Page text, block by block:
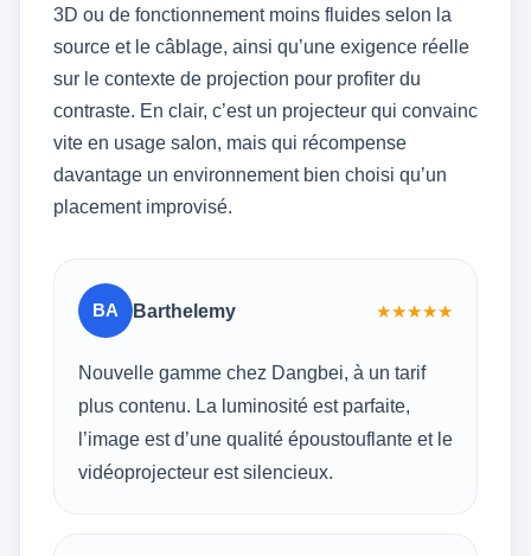
3D ou de fonctionnement moins fluides selon la
source et le câblage, ainsi qu’une exigence réelle
sur le contexte de projection pour profiter du
contraste. En clair, c’est un projecteur qui convainc
vite en usage salon, mais qui récompense
davantage un environnement bien choisi qu’un
placement improvisé.
BA Barthelemy ★★★★★
Nouvelle gamme chez Dangbei, à un tarif
plus contenu. La luminosité est parfaite,
l’image est d’une qualité époustouflante et le
vidéoprojecteur est silencieux.